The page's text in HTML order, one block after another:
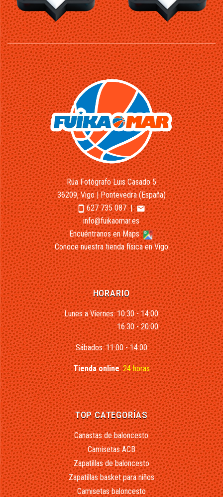
Rúa Fotógrafo Luis Casado 5
36209, Vigo | Pontevedra (España)
smartphone627 735 087|email
info@fuikaomar.es
Encuéntranos en Maps
Conoce nuestra tienda física en Vigo
HORARIO
Lunes a Viernes: 10:30 - 14:00
16:30 - 20:00
Sábados: 11:00 - 14:00
Tienda online:24 horas
TOP CATEGORÍAS
Canastas de baloncesto
Camisetas ACB
Zapatillas de baloncesto
Zapatillas basket para niños
Camisetas baloncesto